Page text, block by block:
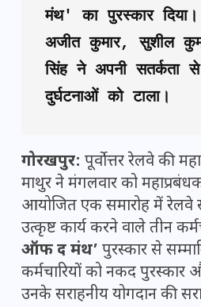
मंथ' का पुरस्कार
अजीत कुमार, सुशील
सिंह ने अपनी सतर्कता
दुर्घटनाओं को टाला।
गोरखपुर: पूर्वोत्तर रेलवे की
माथुर ने मंगलवार को
आयोजित एक समारोह में रेलवे
उत्कृष्ट कार्य करने वाले तीन
ऑफ द मंथ’ पुरस्कार से
कर्मचारियों को नकद पुरस्कार
उनके सराहनीय योगदान की